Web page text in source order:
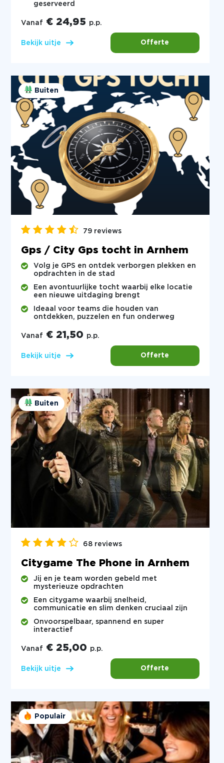
geserveerd
Vanaf € 24,95 p.p.
Bekijk uitje Offerte
Buiten
79 reviews
Gps / City Gps tocht in Arnhem
Volg je GPS en ontdek verborgen plekken en
opdrachten in de stad
Een avontuurlijke tocht waarbij elke locatie
een nieuwe uitdaging brengt
Ideaal voor teams die houden van
ontdekken, puzzelen en fun onderweg
Vanaf € 21,50 p.p.
Bekijk uitje Offerte
Buiten
68 reviews
Citygame The Phone in Arnhem
Jij en je team worden gebeld met
mysterieuze opdrachten
Een citygame waarbij snelheid,
communicatie en slim denken cruciaal zijn
Onvoorspelbaar, spannend en super
interactief
Vanaf € 25,00 p.p.
Bekijk uitje Offerte
Populair